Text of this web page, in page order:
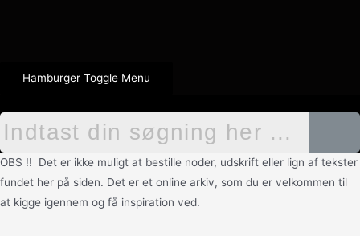
Hamburger Toggle Menu
OBS !! Det er ikke muligt at bestille noder, udskrift eller lign af tekster
fundet her på siden. Det er et online arkiv, som du er velkommen til
at kigge igennem og få inspiration ved.